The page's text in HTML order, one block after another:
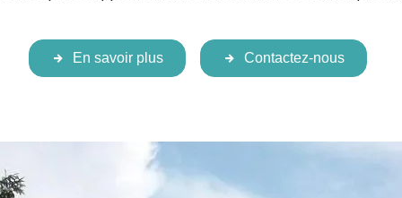
En savoir plus Contactez-nous